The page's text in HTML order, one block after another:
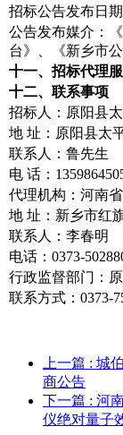
招标公告发布日期
公告发布媒介：
台》、《新乡市
十一、招标代理
十二、联系事项
招标人：原阳县
地 址：原阳县太
联系人：鲁先生
电 话：
代理机构：河南
地 址：新乡市红
联系人：李春明
电话：0373-
行政监督部门：
联系方式：0373-
上一篇 : 城
商公告
下一篇 : 河
仪绝对量子